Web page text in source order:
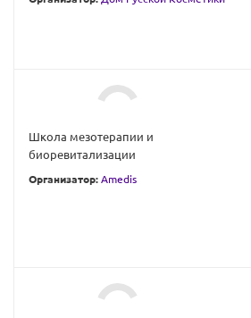
Школа мезотерапии и
биоревитализации
Организатор: Amedis